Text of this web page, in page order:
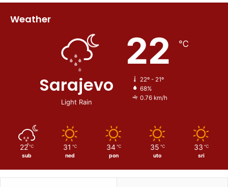
Weather
Sarajevo
Light Rain
22 ℃
22º - 21º
68%
0.76 km/h
22 ℃
sub
31 ℃
ned
34 ℃
pon
35 ℃
uto
33 ℃
sri